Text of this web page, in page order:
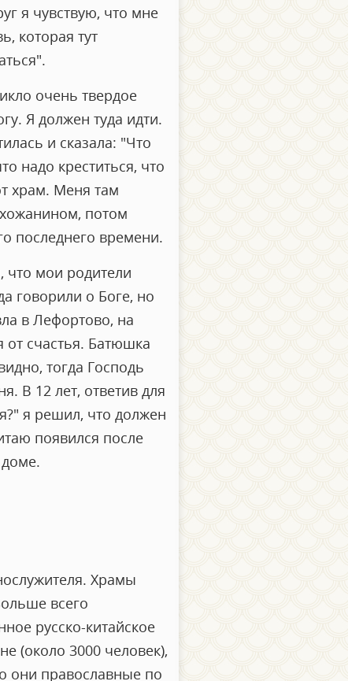
я чувствую, что мне
которая тут
очень твердое
Я должен туда идти.
и сказала: "Что
надо креститься, что
храм. Меня там
потом
последнего времени.
что мои родители
говорили о Боге, но
в Лефортово, на
счастья. Батюшка
тогда Господь
В 12 лет, ответив для
я решил, что должен
появился после
Храмы
всего
русско-китайское
(около 3000 человек),
они православные по